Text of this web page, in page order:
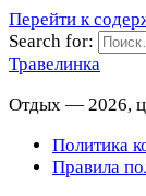
Перейти к
Search for:
Травелинка
Отдых — 2026,
Политика
Правила